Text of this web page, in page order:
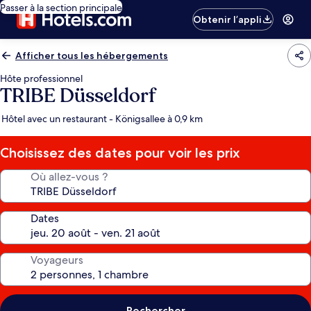
Passer à la section principale
Obtenir l’appli
Afficher tous les hébergements
Hôte professionnel
TRIBE Düsseldorf
Hôtel avec un restaurant - Königsallee à 0,9 km
Choisissez des dates pour voir les prix
Où allez-vous ?
Dates
Voyageurs